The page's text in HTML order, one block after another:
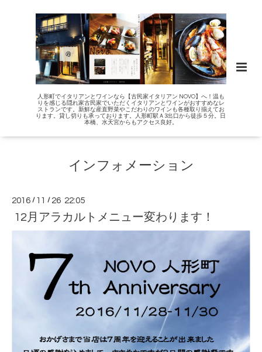
人形町でイタリアンとワインなら【古民家イタリアン NOVO】へ！温も
りを感じる隠れ家古民家でいただくイタリアンとワインがおすすめなレ
ストランです。新鮮な産直野菜やこだわりのワインも各種取り揃えてお
ります。貸し切りも承っております。人形町駅Ａ3出口から徒歩５分。日
本橋、水天宮からもアクセス良好。
インフォメーション
2016 / 11 / 26 22:05
12月アラカルトメニュー変わります！